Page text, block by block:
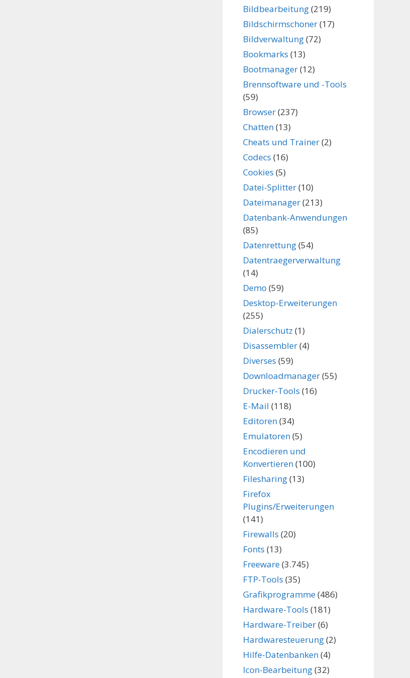
Bildbearbeitung(219)
Bildschirmschoner(17)
Bildverwaltung(72)
Bookmarks (13)
Bootmanager(12)
Brennsoftware und -Tools
(59)
Browser(237)
Chatten(13)
Cheats und Trainer(2)
Codecs (16)
Cookies (5)
Datei-Splitter(10)
Dateimanager(213)
Datenbank-Anwendungen
(85)
Datenrettung(54)
Datentraegerverwaltung
(14)
Demo (59)
Desktop-Erweiterungen
(255)
Dialerschutz (1)
Disassembler(4)
Diverses (59)
Downloadmanager(55)
Drucker-Tools (16)
E-Mail (118)
Editoren(34)
Emulatoren(5)
Encodieren und
Konvertieren(100)
Filesharing(13)
Firefox
Plugins/Erweiterungen
(141)
Firewalls (20)
Fonts (13)
Freeware(3.745)
FTP-Tools (35)
Grafikprogramme(486)
Hardware-Tools (181)
Hardware-Treiber(6)
Hardwaresteuerung(2)
Hilfe-Datenbanken(4)
Icon-Bearbeitung(32)